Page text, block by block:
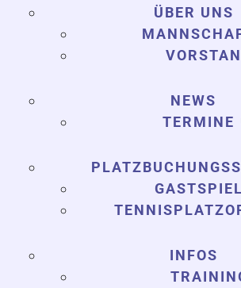
ÜBER UNS
NEWS
TERMINE
INFOS